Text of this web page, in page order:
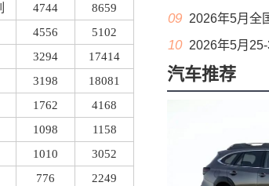
4744
8659
4556
5102
3294
17414
3198
18081
1762
4168
1098
1158
1010
3052
776
2249
09 2026年5月全国纯
10 2026年5月25-30
汽车推荐